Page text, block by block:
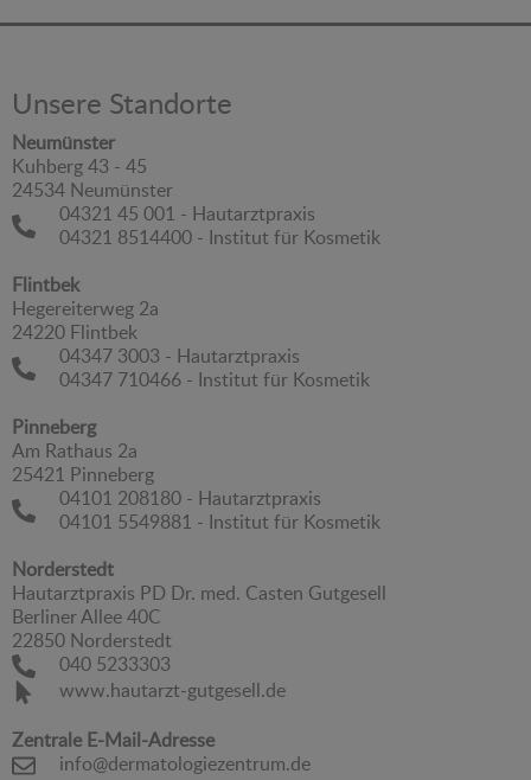
Unsere Standorte
Neumünster
Kuhberg 43 - 45
24534 Neumünster
04321 45 001 - Hautarztpraxis
04321 8514400 - Institut für Kosmetik
Flintbek
Hegereiterweg 2a
24220 Flintbek
04347 3003 - Hautarztpraxis
04347 710466 - Institut für Kosmetik
Pinneberg
Am Rathaus 2a
25421 Pinneberg
04101 208180 - Hautarztpraxis
04101 5549881 - Institut für Kosmetik
Norderstedt
Hautarztpraxis PD Dr. med. Casten Gutgesell
Berliner Allee 40C
22850 Norderstedt
040 5233303
www.hautarzt-gutgesell.de
Zentrale E-Mail-Adresse
info@dermatologiezentrum.de